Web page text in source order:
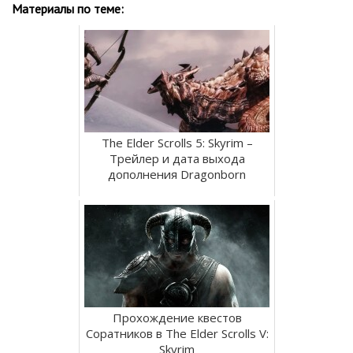
Материалы по теме:
The Elder Scrolls 5: Skyrim –
Трейлер и дата выхода
дополнения Dragonborn
Прохождение квестов
Соратников в The Elder Scrolls V:
Skyrim